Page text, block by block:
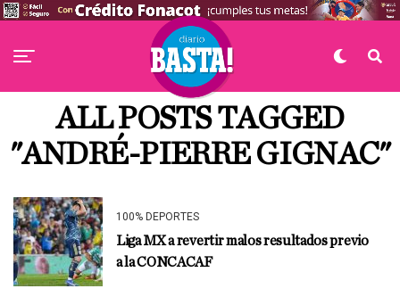
ALL POSTS TAGGED
"ANDRÉ-PIERRE GIGNAC"
100% DEPORTES
Liga MX a revertir malos resultados previo
a la CONCACAF